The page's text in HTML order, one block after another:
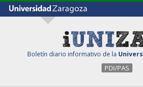
Boletín diario informativo de la
PDI/PAS